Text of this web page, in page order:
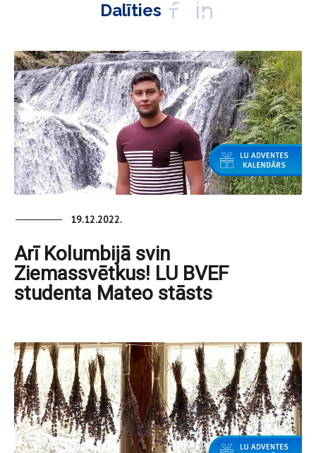
Dalīties
19.12.2022.
Arī Kolumbijā svin
Ziemassvētkus! LU BVEF
studenta Mateo stāsts